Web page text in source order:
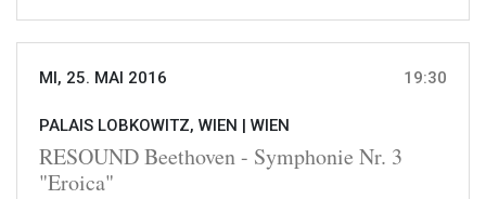
MI, 25. MAI 2016 19:30
PALAIS LOBKOWITZ, WIEN | WIEN
RESOUND Beethoven - Symphonie Nr. 3
"Eroica"